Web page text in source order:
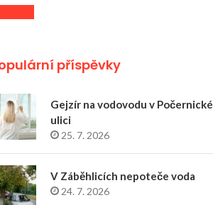
příspěvky
Gejzír na vodovodu v Počernické
ulici
25. 7. 2026
V Záběhlicích nepoteče voda
24. 7. 2026